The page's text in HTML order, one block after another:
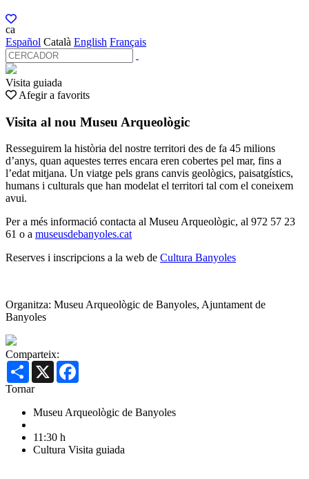
ca
Español Català English Français
Visita guiada
Afegir a favorits
Visita al nou Museu Arqueològic
Resseguirem la història del nostre territori des de fa 45 milions
d’anys, quan aquestes terres encara eren cobertes pel mar, fins a
l’edat mitjana. Un viatge pels grans canvis geològics, paisatgístics,
humans i culturals que han modelat el territori tal com el coneixem
avui.
Per a més informació contacta al Museu Arqueològic, al 972 57 23
61 o a museusdebanyoles.cat
Reserves i inscripcions a la web de Cultura Banyoles
Organitza: Museu Arqueològic de Banyoles, Ajuntament de
Banyoles
Comparteix:
Share X
Tornar
Museu Arqueològic de Banyoles
11:30 h
Cultura Visita guiada